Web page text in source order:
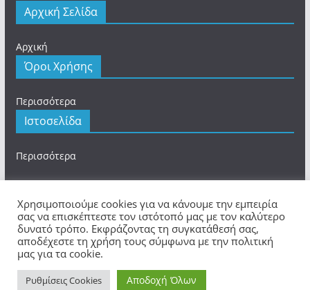
Αρχική Σελίδα
Αρχική
Όροι Χρήσης
Περισσότερα
Ιστοσελίδα
Περισσότερα
Πνευματικά Δικαιώματα © 2026romios.online. Τα
πνευματικά δικαιώματα προστατεύονται.
Θέμα:
WordPress.
Χρησιμοποιούμε cookies για να κάνουμε την εμπειρία
σας να επισκέπτεστε τον ιστότοπό μας με τον καλύτερο
δυνατό τρόπο. Εκφράζοντας τη συγκατάθεσή σας,
αποδέχεστε τη χρήση τους σύμφωνα με την πολιτική
μας για τα cookie.
Ρυθμίσεις Cookies Αποδοχή Όλων